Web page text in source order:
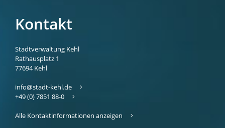
Kontakt
Stadtverwaltung Kehl
Rathausplatz 1
77694 Kehl
info@stadt-kehl.de
+49 (0) 7851 88-0
Alle Kontaktinformationen anzeigen